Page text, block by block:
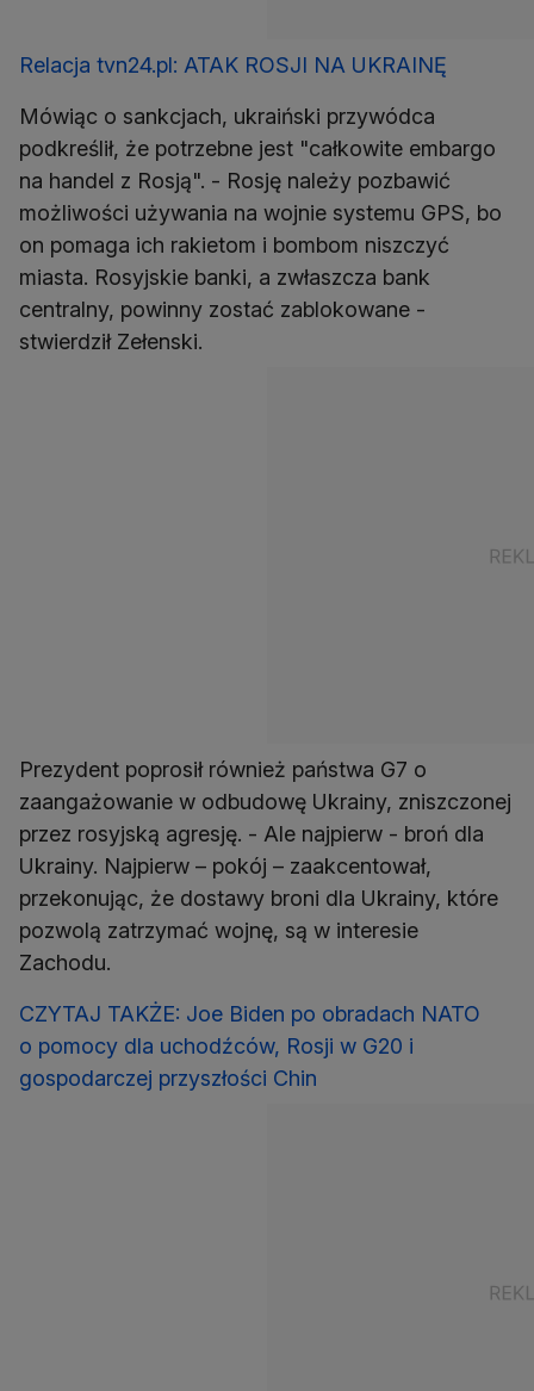
Relacja tvn24.pl: ATAK ROSJI NA UKRAINĘ
Mówiąc o sankcjach, ukraiński przywódca
podkreślił, że potrzebne jest "całkowite embargo
na handel z Rosją". - Rosję należy pozbawić
możliwości używania na wojnie systemu GPS, bo
on pomaga ich rakietom i bombom niszczyć
miasta. Rosyjskie banki, a zwłaszcza bank
centralny, powinny zostać zablokowane -
stwierdził Zełenski.
Prezydent poprosił również państwa G7 o
zaangażowanie w odbudowę Ukrainy, zniszczonej
przez rosyjską agresję. - Ale najpierw - broń dla
Ukrainy. Najpierw – pokój – zaakcentował,
przekonując, że dostawy broni dla Ukrainy, które
pozwolą zatrzymać wojnę, są w interesie
Zachodu.
CZYTAJ TAKŻE: Joe Biden po obradach NATO
o pomocy dla uchodźców, Rosji w G20 i
gospodarczej przyszłości Chin